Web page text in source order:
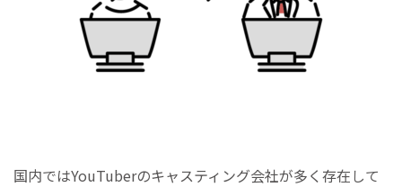
国内ではYouTuberのキャスティング会社が多く存在して